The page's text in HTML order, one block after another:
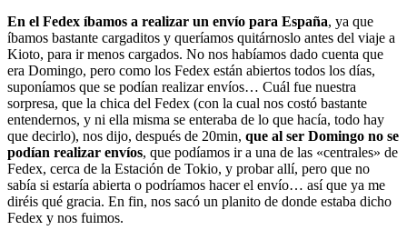
En el Fedex íbamos a realizar un envío para España, ya que
íbamos bastante cargaditos y queríamos quitárnoslo antes del viaje a
Kioto, para ir menos cargados. No nos habíamos dado cuenta que
era Domingo, pero como los Fedex están abiertos todos los días,
suponíamos que se podían realizar envíos… Cuál fue nuestra
sorpresa, que la chica del Fedex (con la cual nos costó bastante
entendernos, y ni ella misma se enteraba de lo que hacía, todo hay
que decirlo), nos dijo, después de 20min, que al ser Domingo no se
podían realizar envíos, que podíamos ir a una de las «centrales» de
Fedex, cerca de la Estación de Tokio, y probar allí, pero que no
sabía si estaría abierta o podríamos hacer el envío… así que ya me
diréis qué gracia. En fin, nos sacó un planito de donde estaba dicho
Fedex y nos fuimos.